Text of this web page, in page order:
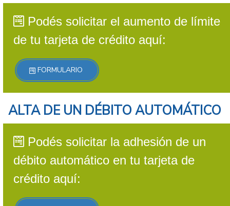
Podés solicitar el aumento de límite
de tu tarjeta de crédito aquí:
FORMULARIO
ALTA DE UN DÉBITO AUTOMÁTICO
Podés solicitar la adhesión de un
débito automático en tu tarjeta de
crédito aquí: